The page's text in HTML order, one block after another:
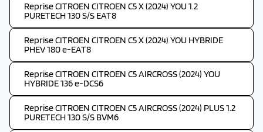
Reprise CITROEN CITROEN C5 X (2024) YOU 1.2
PURETECH 130 S/S EAT8
Reprise CITROEN CITROEN C5 X (2024) YOU HYBRIDE
PHEV 180 e-EAT8
Reprise CITROEN CITROEN C5 AIRCROSS (2024) YOU
HYBRIDE 136 e-DCS6
Reprise CITROEN CITROEN C5 AIRCROSS (2024) PLUS 1.2
PURETECH 130 S/S BVM6